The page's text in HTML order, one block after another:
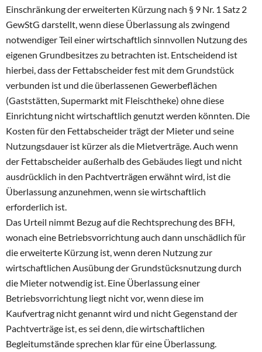
Einschränkung der erweiterten Kürzung nach § 9 Nr. 1 Satz 2
GewStG darstellt, wenn diese Überlassung als zwingend
notwendiger Teil einer wirtschaftlich sinnvollen Nutzung des
eigenen Grundbesitzes zu betrachten ist. Entscheidend ist
hierbei, dass der Fettabscheider fest mit dem Grundstück
verbunden ist und die überlassenen Gewerbeflächen
(Gaststätten, Supermarkt mit Fleischtheke) ohne diese
Einrichtung nicht wirtschaftlich genutzt werden könnten. Die
Kosten für den Fettabscheider trägt der Mieter und seine
Nutzungsdauer ist kürzer als die Mietverträge. Auch wenn
der Fettabscheider außerhalb des Gebäudes liegt und nicht
ausdrücklich in den Pachtverträgen erwähnt wird, ist die
Überlassung anzunehmen, wenn sie wirtschaftlich
erforderlich ist.
Das Urteil nimmt Bezug auf die Rechtsprechung des BFH,
wonach eine Betriebsvorrichtung auch dann unschädlich für
die erweiterte Kürzung ist, wenn deren Nutzung zur
wirtschaftlichen Ausübung der Grundstücksnutzung durch
die Mieter notwendig ist. Eine Überlassung einer
Betriebsvorrichtung liegt nicht vor, wenn diese im
Kaufvertrag nicht genannt wird und nicht Gegenstand der
Pachtverträge ist, es sei denn, die wirtschaftlichen
Begleitumstände sprechen klar für eine Überlassung.